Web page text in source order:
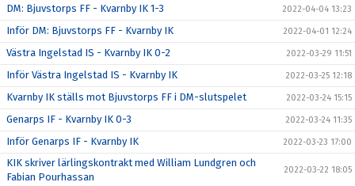
DM: Bjuvstorps FF - Kvarnby IK 1-3 2022-04-04 13:23
Inför DM: Bjuvstorps FF - Kvarnby IK 2022-04-01 12:24
Västra Ingelstad IS - Kvarnby IK 0-2 2022-03-29 11:51
Inför Västra Ingelstad IS - Kvarnby IK 2022-03-25 12:18
Kvarnby IK ställs mot Bjuvstorps FF i DM-slutspelet 2022-03-24 15:15
Genarps IF - Kvarnby IK 0-3 2022-03-24 11:35
Inför Genarps IF - Kvarnby IK 2022-03-23 17:00
KIK skriver lärlingskontrakt med William Lundgren och
Fabian Pourhassan
2022-03-22 18:05